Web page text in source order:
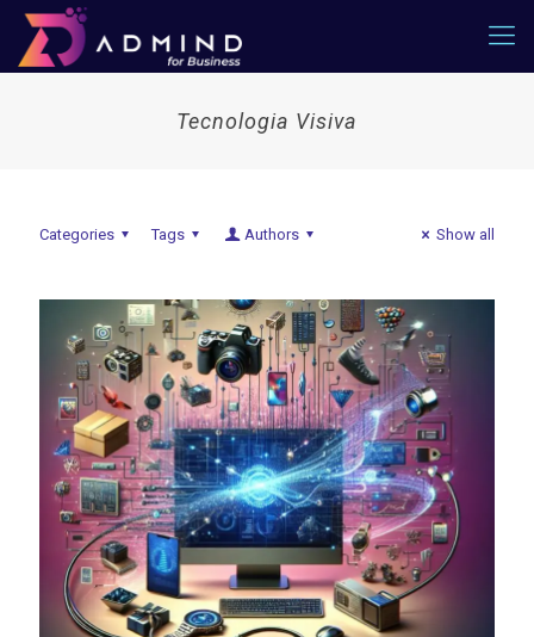
Tecnologia Visiva
Categories Tags Authors Show all